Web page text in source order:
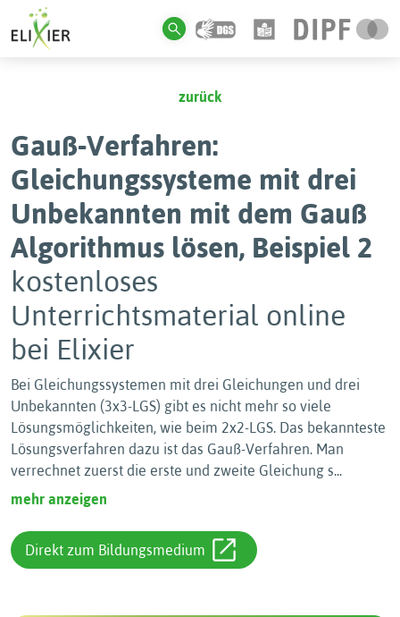
zurück
Gauß-Verfahren:
Gleichungssysteme mit drei
Unbekannten mit dem Gauß
Algorithmus lösen, Beispiel 2
kostenloses
Unterrichtsmaterial online
bei Elixier
Bei Gleichungssystemen mit drei Gleichungen und drei
Unbekannten (3x3-LGS) gibt es nicht mehr so viele
Lösungsmöglichkeiten, wie beim 2x2-LGS. Das bekannteste
Lösungsverfahren dazu ist das Gauß-Verfahren. Man
verrechnet zuerst die erste und zweite Gleichung s...
mehr anzeigen
Direkt zum Bildungsmedium